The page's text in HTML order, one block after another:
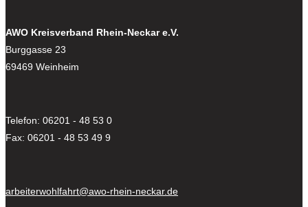
AWO Kreisverband Rhein-Neckar e.V.
Burggasse 23
69469 Weinheim
Telefon: 06201 - 48 53 0
Fax: 06201 - 48 53 49 9
arbeiterwohlfahrt@awo-rhein-neckar.de